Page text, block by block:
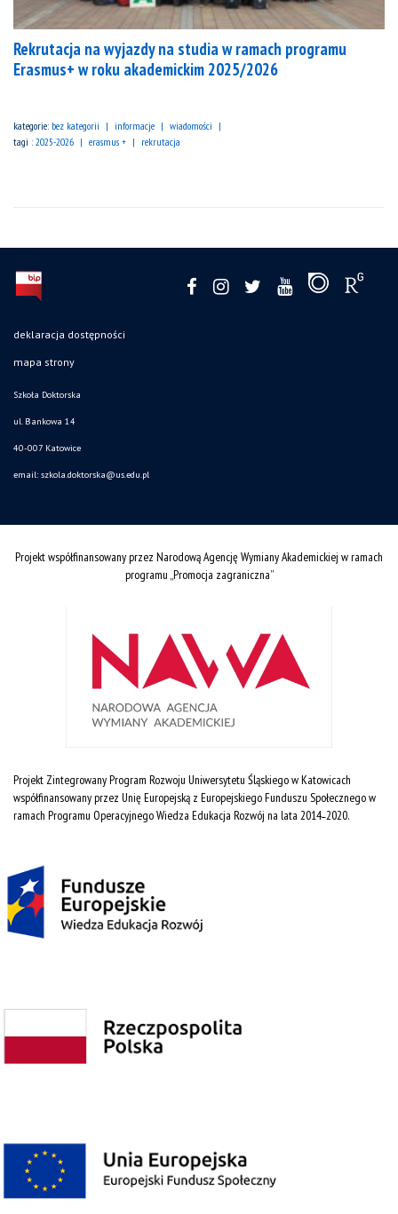
Rekrutacja na wyjazdy na studia w ramach programu
Erasmus+ w roku akademickim 2025/2026
kategorie: bez kategorii informacje
wiadomości
tagi : 2025-2026 erasmus + rekrutacja
deklaracja dostępności
mapa strony
Szkoła Doktorska
ul. Bankowa 14
40-007 Katowice
email: szkola.doktorska@us.edu.pl
Projekt współfinansowany przez Narodową Agencję Wymiany Akademickiej w ramach
programu „Promocja zagraniczna”
Projekt Zintegrowany Program Rozwoju Uniwersytetu Śląskiego w Katowicach
współfinansowany przez Unię Europejską z Europejskiego Funduszu Społecznego w
ramach Programu Operacyjnego Wiedza Edukacja Rozwój na lata 2014˗2020.